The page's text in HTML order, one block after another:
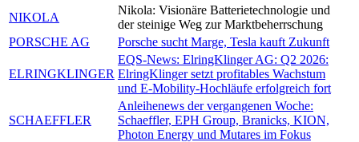
NIKOLA
Nikola: Visionäre Batterietechnologie und
der steinige Weg zur Marktbeherrschung
PORSCHE AG
Porsche sucht Marge, Tesla kauft Zukunft
ELRINGKLINGER
EQS-News: ElringKlinger AG: Q2 2026:
ElringKlinger setzt profitables Wachstum
und E-Mobility-Hochläufe erfolgreich fort
SCHAEFFLER
Anleihenews der vergangenen Woche:
Schaeffler, EPH Group, Branicks, KION,
Photon Energy und Mutares im Fokus